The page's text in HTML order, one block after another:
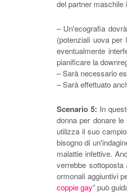
del partner maschile
– Un'ecografia
(potenziali uova
eventualmente
pianificare la
– Sarà necessario
– Sarà effettuato
Scenario 5: In
donna per donare
utilizza il suo
bisogno di
malattie infettive.
verrebbe
ormonali aggiuntivi
coppie gay” può